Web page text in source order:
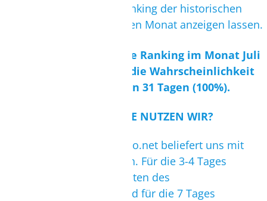
Übersicht auch nur ein Ranking der historischen
Daten für einen bestimmten Monat anzeigen lassen.
Wenn z.B. das historische Ranking im Monat Juli
77 Punkte anzeigt, liegt die Wahrscheinlichkeit
zu surfen bei 24 (77%) von 31 Tagen (100%).
WELCHE WETTERMODELLE NUTZEN WIR?
Unser Partner muchoviento.net beliefert uns mit
hochwertigen Vorhersagen. Für die 3-4 Tages
Vorhersage werden die Daten des
Regionalwettermodells und für die 7 Tages